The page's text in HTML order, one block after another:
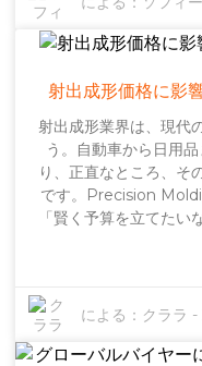
要性も見過ごしてはな
ことで、最終的な仕上
なる可能性がありま
を示すものです。賢明
めに、チームのトレー
の投資を行っています
の方法を定期的に見
には通用しなくなる可
る中で、常に最新の情
可欠です。購入者にと
識が豊富で、革新と適
です。こうした点を常
射出成形価格に影
射出成形業界は、現代
う。自動車から日用
り、正直なところ、そ
です。Precision
「賢く予算を立てたい
その通りで、コスト計
すが、驚くべきことに
ています。使用する材
定の個数などは、すべ
による： クララ -